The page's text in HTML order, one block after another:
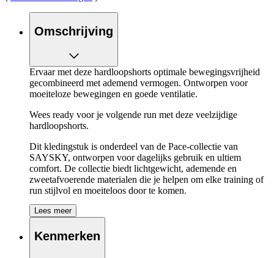
Omschrijving
Ervaar met deze hardloopshorts optimale bewegingsvrijheid
gecombineerd met ademend vermogen. Ontworpen voor
moeiteloze bewegingen en goede ventilatie.
Wees ready voor je volgende run met deze veelzijdige
hardloopshorts.
Dit kledingstuk is onderdeel van de Pace-collectie van
SAYSKY, ontworpen voor dagelijks gebruik en ultiem
comfort. De collectie biedt lichtgewicht, ademende en
zweetafvoerende materialen die je helpen om elke training of
run stijlvol en moeiteloos door te komen.
De belangrijkste eigenschappen van de
rijtje:
Lees meer
Kenmerken